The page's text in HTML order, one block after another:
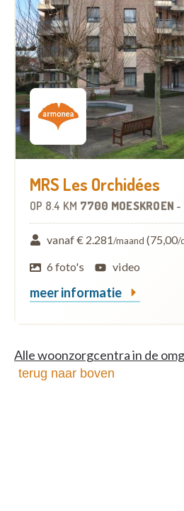
MRS Les Orchidées
OP 8.4 KM 7700 MOESKROEN -
vanaf € 2.281/maand (75,00/
6 foto's
video
meer informatie
Alle woonzorgcentra in de
terug naar boven